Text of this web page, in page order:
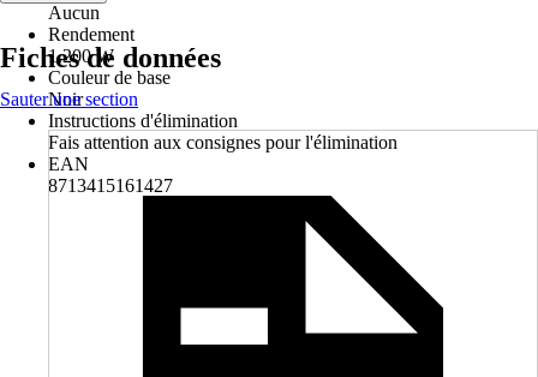
Aucun
Rendement
1.200 W
Couleur de base
Noir
Instructions d'élimination
Fais attention aux consignes pour l'élimination
EAN
8713415161427
Fiches de données
Sauter une section